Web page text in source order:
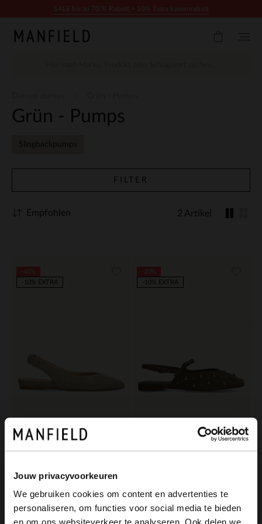
Jouw privacyvoorkeuren
We gebruiken cookies om content en advertenties te
personaliseren, om functies voor social media te bieden
Grün - Pumps
Slingbackpumps
FILTER
2 Artikel
Empfohlen
Manfield
Grüne Slingbacks aus Veloursleder
-10% EXTRA
Grüne Veloursleder-Slingbacks mit silberfarbenen Nieten
-10% EXTRA